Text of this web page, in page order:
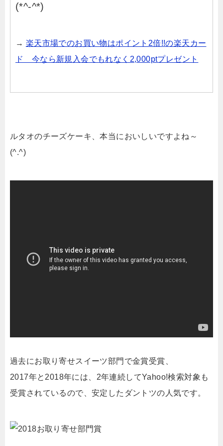
(*^-^*)
→ 楽天市場でのお買い物はポイント2倍!!の楽天カー
ド 今なら新規入会でもれなく2,000ptプレゼント
ルタオのチーズケーキ、本当においしいですよね～
(^.^)
過去にお取り寄せスイーツ部門で金賞受賞、
2017年と2018年には、2年連続してYahoo!検索対象も
受賞されているので、安定したダントツの人気です。